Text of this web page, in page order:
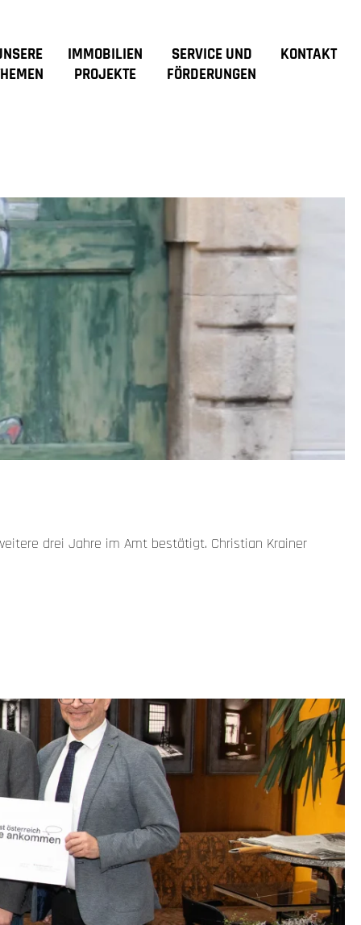
IMMOBILIEN
PROJEKTE
SERVICE UND
FÖRDERUNGEN
KONTAKT
drei Jahre im Amt bestätigt. Christian Krainer